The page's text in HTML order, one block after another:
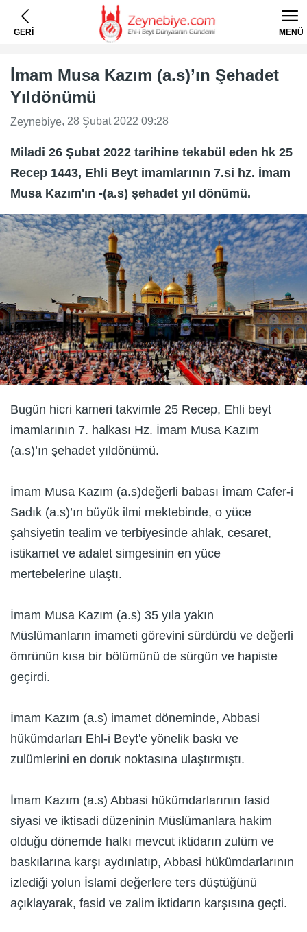
GERİ MENÜ
İmam Musa Kazım (a.s)’ın Şehadet
Yıldönümü
Zeynebiye, 28 Şubat 2022 09:28
Miladi 26 Şubat 2022 tarihine tekabül eden hk 25
Recep 1443, Ehli Beyt imamlarının 7.si hz. İmam
Musa Kazım'ın -(a.s) şehadet yıl dönümü.
Bugün hicri kameri takvimle 25 Recep, Ehli beyt
imamlarının 7. halkası Hz. İmam Musa Kazım
(a.s)’ın şehadet yıldönümü.
İmam Musa Kazım (a.s)değerli babası İmam Cafer-i
Sadık (a.s)’ın büyük ilmi mektebinde, o yüce
şahsiyetin tealim ve terbiyesinde ahlak, cesaret,
istikamet ve adalet simgesinin en yüce
mertebelerine ulaştı.
İmam Musa Kazım (a.s) 35 yıla yakın
Müslümanların imameti görevini sürdürdü ve değerli
ömrünün kısa bir bölümünü de sürgün ve hapiste
geçirdi.
İmam Kazım (a.s) imamet döneminde, Abbasi
hükümdarları Ehl-i Beyt'e yönelik baskı ve
zulümlerini en doruk noktasına ulaştırmıştı.
İmam Kazım (a.s) Abbasi hükümdarlarının fasid
siyasi ve iktisadi düzeninin Müslümanlara hakim
olduğu dönemde halkı mevcut iktidarın zulüm ve
baskılarına karşı aydınlatıp, Abbasi hükümdarlarının
izlediği yolun İslami değerlere ters düştüğünü
açıklayarak, fasid ve zalim iktidarın karşısına geçti.